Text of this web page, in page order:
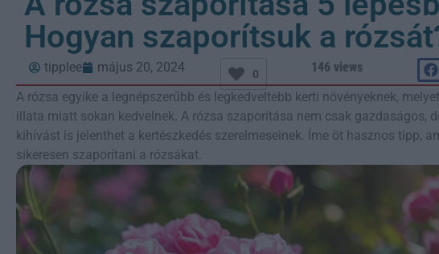
Hogyan szaporítsuk a
tipplee május 20, 2024 0
146 views
A rózsa egyike a legnépszerűbb és legkedveltebb kerti növényeknek,
illata miatt sokan kedvelnek. A rózsa szaporítása nem csak gazdaságos,
kihívást is jelenthet a kertészkedés szerelmeseinek. Íme öt hasznos tipp,
sikeresen szaporítani a rózsákat.